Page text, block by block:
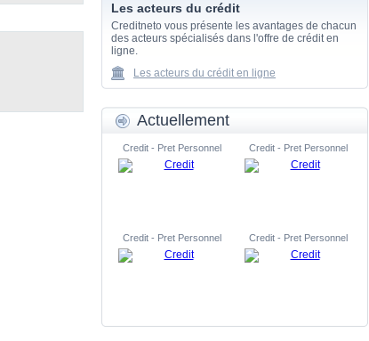
Les acteurs du crédit
Creditneto vous présente les avantages de chacun
des acteurs spécialisés dans l'offre de crédit en
ligne.
Les acteurs du crédit en ligne
Actuellement
Credit - Pret Personnel Credit - Pret Personnel
Credit - Pret Personnel Credit - Pret Personnel